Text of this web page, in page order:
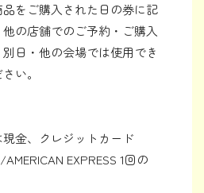
をご購入された日の券に記
の店舗でのご予約・ご購入
日・他の会場では使用でき
い。
金、クレジットカード
EXPRESS 1回の